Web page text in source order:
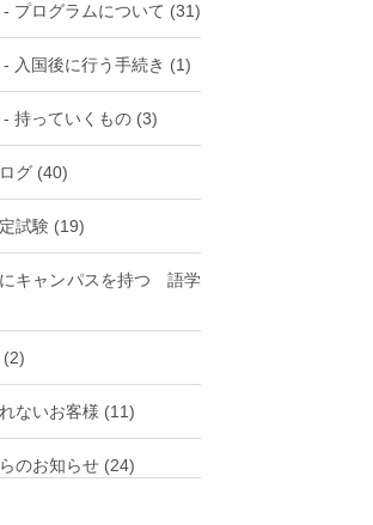
- プログラムについて (31)
- 入国後に行う手続き (1)
- 持っていくもの (3)
グ (40)
試験 (19)
キャンパスを持つ 語学
(2)
ないお客様 (11)
のお知らせ (24)